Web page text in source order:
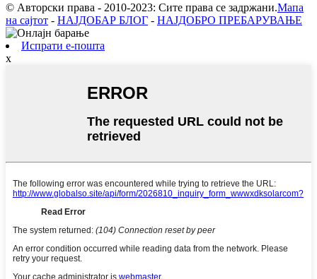
© Авторски права - 2010-2023: Сите права се задржани.Мапа
на сајтот - НАЈДОБАР БЛОГ - НАЈДОБРО ПРЕБАРУВАЊЕ
Испрати е-пошта
x